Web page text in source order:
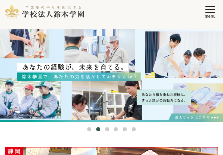
テ
ツ
へ
移
動